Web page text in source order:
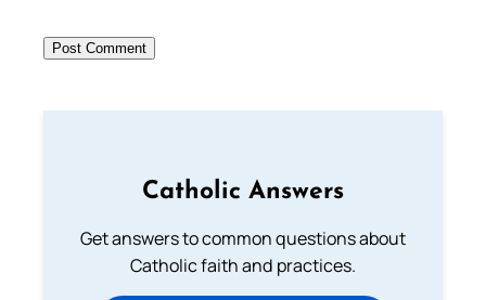
Catholic Answers
Get answers to common questions about
Catholic faith and practices.